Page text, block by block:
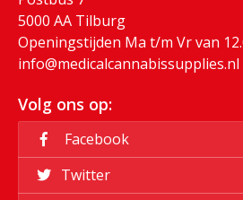
5000 AA Tilburg
Openingstijden Ma t/m Vr van
info@medicalcannabissupplies.nl
Volg ons op:
Facebook
Twitter